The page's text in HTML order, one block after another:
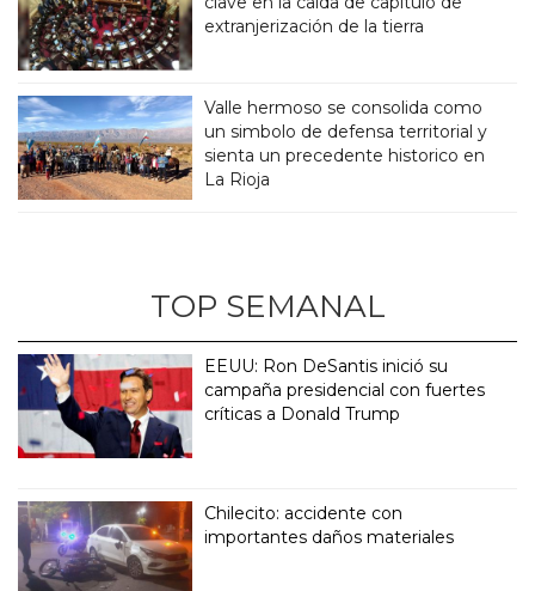
extranjerización de la tierra
Valle hermoso se consolida como
un simbolo de defensa territorial y
sienta un precedente historico en
La Rioja
TOP SEMANAL
EEUU: Ron DeSantis inició su
campaña presidencial con fuertes
críticas a Donald Trump
Chilecito: accidente con
importantes daños materiales